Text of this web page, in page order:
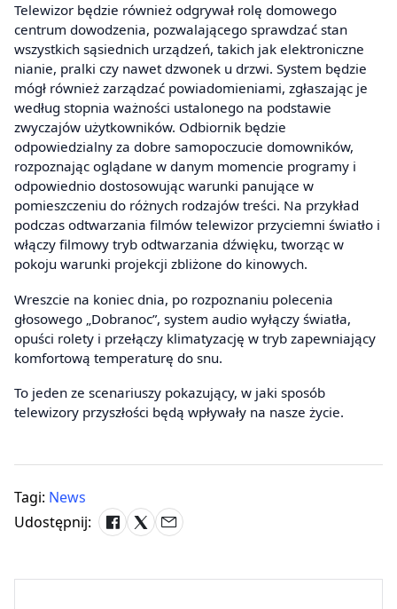
Telewizor będzie również odgrywał rolę domowego
centrum dowodzenia, pozwalającego sprawdzać stan
wszystkich sąsiednich urządzeń, takich jak elektroniczne
nianie, pralki czy nawet dzwonek u drzwi. System będzie
mógł również zarządzać powiadomieniami, zgłaszając je
według stopnia ważności ustalonego na podstawie
zwyczajów użytkowników. Odbiornik będzie
odpowiedzialny za dobre samopoczucie domowników,
rozpoznając oglądane w danym momencie programy i
odpowiednio dostosowując warunki panujące w
pomieszczeniu do różnych rodzajów treści. Na przykład
podczas odtwarzania filmów telewizor przyciemni światło i
włączy filmowy tryb odtwarzania dźwięku, tworząc w
pokoju warunki projekcji zbliżone do kinowych.
Wreszcie na koniec dnia, po rozpoznaniu polecenia
głosowego „Dobranoc”, system audio wyłączy światła,
opuści rolety i przełączy klimatyzację w tryb zapewniający
komfortową temperaturę do snu.
To jeden ze scenariuszy pokazujący, w jaki sposób
telewizory przyszłości będą wpływały na nasze życie.
Tagi: News
Udostępnij: